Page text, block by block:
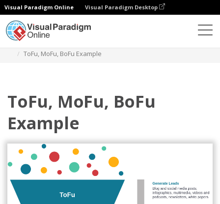
Visual Paradigm Online Visual Paradigm Desktop
ToFu, MoFu, BoFu Example
ToFu, MoFu, BoFu
Example